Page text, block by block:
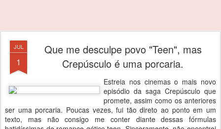
JUL
1
Que me desculpe povo "Teen", mas
Crepúsculo é uma porcaria.
Estreia nos cinemas o mais novo
episódio da saga Crepúsculo que
promete, assim como os anteriores
ser uma porcaria. Poucas vezes, fui tão direto ao ponto em um
texto, mas não consigo me conter diante dessas fórmulas